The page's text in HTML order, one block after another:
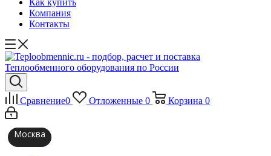
Как купить
Компания
Контакты
Сравнение0 Отложенные 0 Корзина 0
Москва